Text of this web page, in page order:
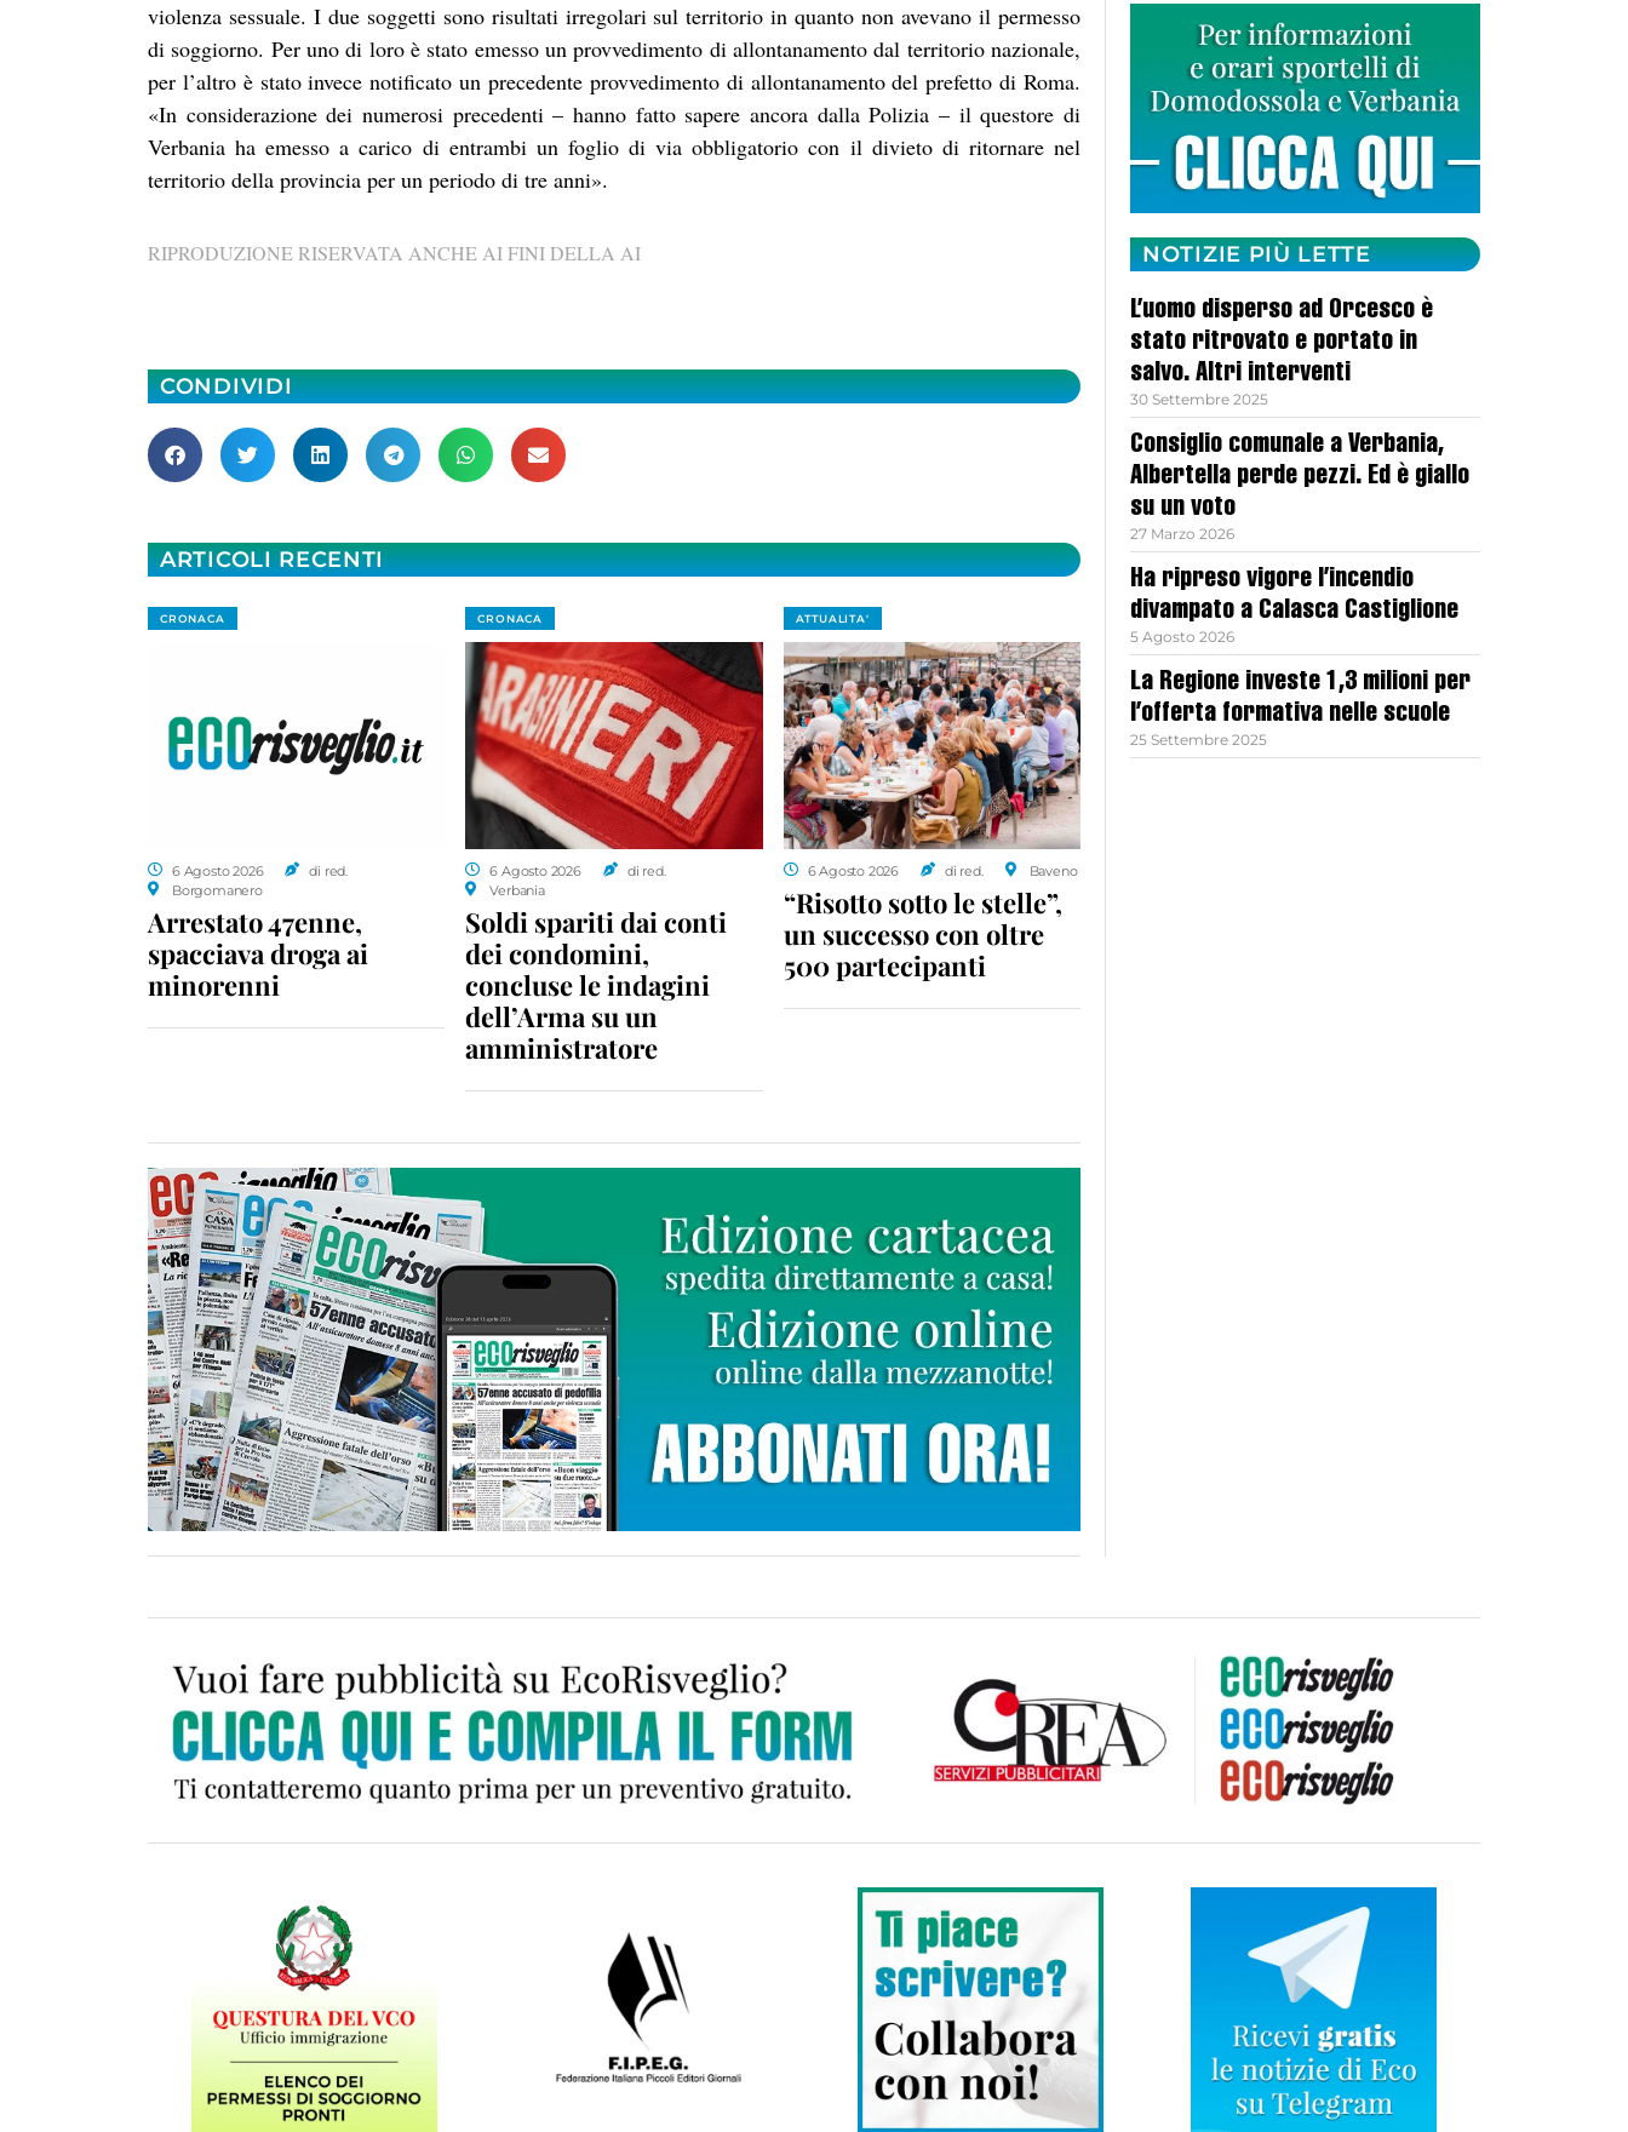
violenza sessuale. I due soggetti sono risultati irregolari sul territorio in quanto non avevano il permesso
di soggiorno. Per uno di loro è stato emesso un provvedimento di allontanamento dal territorio nazionale,
per l’altro è stato invece notificato un precedente provvedimento di allontanamento del prefetto di Roma.
«In considerazione dei numerosi precedenti – hanno fatto sapere ancora dalla Polizia – il questore di
Verbania ha emesso a carico di entrambi un foglio di via obbligatorio con il divieto di ritornare nel
territorio della provincia per un periodo di tre anni».
RIPRODUZIONE RISERVATA ANCHE AI FINI DELLA AI
CONDIVIDI
ARTICOLI RECENTI
CRONACA
6 Agosto 2026
di red.
Borgomanero
Arrestato 47enne,
spacciava droga ai
minorenni
CRONACA
6 Agosto 2026
di red.
Verbania
Soldi spariti dai conti
dei condomini,
concluse le indagini
dell’Arma su un
amministratore
ATTUALITA'
6 Agosto 2026 di red. Baveno
“Risotto sotto le stelle”,
un successo con oltre
500 partecipanti
NOTIZIE PIÙ LETTE
L’uomo disperso ad Orcesco è
stato ritrovato e portato in
salvo. Altri interventi
30 Settembre 2025
Consiglio comunale a Verbania,
Albertella perde pezzi. Ed è giallo
su un voto
27 Marzo 2026
Ha ripreso vigore l’incendio
divampato a Calasca Castiglione
5 Agosto 2026
La Regione investe 1,3 milioni per
l’offerta formativa nelle scuole
25 Settembre 2025